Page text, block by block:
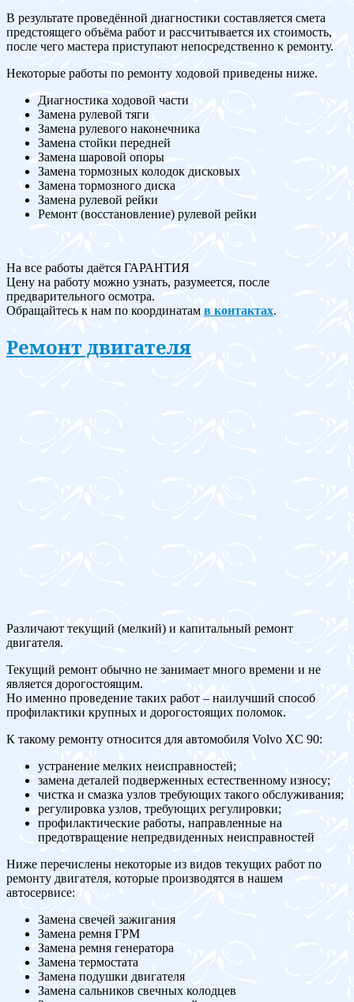
В результате проведённой диагностики составляется смета
предстоящего объёма работ и рассчитывается их стоимость,
после чего мастера приступают непосредственно к ремонту.
Некоторые работы по ремонту ходовой приведены ниже.
Диагностика ходовой части
Замена рулевой тяги
Замена рулевого наконечника
Замена стойки передней
Замена шаровой опоры
Замена тормозных колодок дисковых
Замена тормозного диска
Замена рулевой рейки
Ремонт (восстановление) рулевой рейки
На все работы даётся ГАРАНТИЯ
Цену на работу можно узнать, разумеется, после
предварительного осмотра.
Обращайтесь к нам по координатам в контактах.
Ремонт двигателя
Различают текущий (мелкий) и капитальный ремонт
двигателя.
Текущий ремонт обычно не занимает много времени и не
является дорогостоящим.
Но именно проведение таких работ – наилучший способ
профилактики крупных и дорогостоящих поломок.
К такому ремонту относится для автомобиля Volvo XC 90:
устранение мелких неисправностей;
замена деталей подверженных естественному износу;
чистка и смазка узлов требующих такого обслуживания;
регулировка узлов, требующих регулировки;
профилактические работы, направленные на
предотвращение непредвиденных неисправностей
Ниже перечислены некоторые из видов текущих работ по
ремонту двигателя, которые производятся в нашем
автосервисе:
Замена свечей зажигания
Замена ремня ГРМ
Замена ремня генератора
Замена термостата
Замена подушки двигателя
Замена сальников свечных колодцев